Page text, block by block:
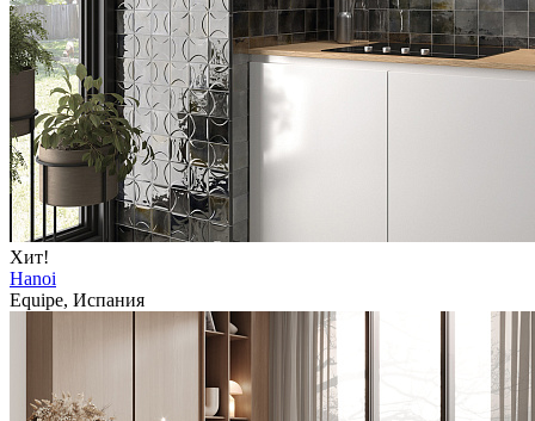
Хит!
Hanoi
Equipe, Испания